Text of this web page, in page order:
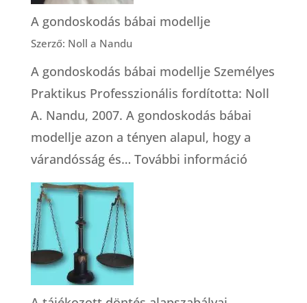
A gondoskodás bábai modellje
Szerző: Noll a Nandu
A gondoskodás bábai modellje Személyes
Praktikus Professzionális fordította: Noll
A. Nandu, 2007. A gondoskodás bábai
modellje azon a tényen alapul, hogy a
várandósság és… További információ: